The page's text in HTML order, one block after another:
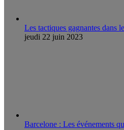
Les tactiques gagnantes dans
jeudi 22 juin 2023
Barcelone : Les événements